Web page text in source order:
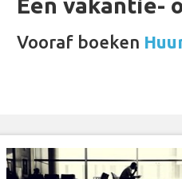
Een vakantie-
Vooraf boeken